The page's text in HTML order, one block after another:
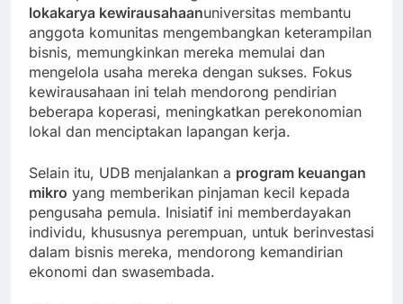
dan koperasi lokal. Dengan menawarkan
lokakarya kewirausahaanuniversitas membantu
anggota komunitas mengembangkan keterampilan
bisnis, memungkinkan mereka memulai dan
mengelola usaha mereka dengan sukses. Fokus
kewirausahaan ini telah mendorong pendirian
beberapa koperasi, meningkatkan perekonomian
Selain itu, UDB menjalankan aprogram keuangan
mikroyang memberikan pinjaman kecil kepada
pengusaha pemula. Inisiatif ini memberdayakan
individu, khususnya perempuan, untuk berinvestasi
dalam bisnis mereka, mendorong kemandirian